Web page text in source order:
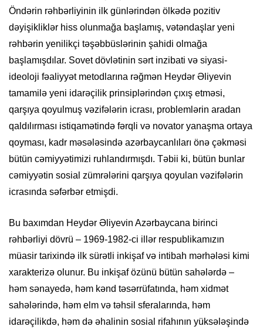
Öndərin rəhbərliyinin ilk günlərindən ölkədə pozitiv
dəyişikliklər hiss olunmağa başlamış, vətəndaşlar yeni
rəhbərin yenilikçi təşəbbüslərinin şahidi olmağa
başlamışdılar. Sovet dövlətinin sərt inzibati və siyasi-
ideoloji fəaliyyət metodlarına rəğmən Heydər Əliyevin
tamamilə yeni idarəçilik prinsiplərindən çıxış etməsi,
qarşıya qoyulmuş vəzifələrin icrası, problemlərin aradan
qaldılırması istiqamətində fərqli və novator yanaşma ortaya
qoyması, kadr məsələsində azərbaycanlıları önə çəkməsi
bütün cəmiyyətimizi ruhlandırmışdı. Təbii ki, bütün bunlar
cəmiyyətin sosial zümrələrini qarşıya qoyulan vəzifələrin
icrasında səfərbər etmişdi.
Bu baxımdan Heydər Əliyevin Azərbaycana birinci
rəhbərliyi dövrü – 1969-1982-ci illər respublikamızın
müasir tarixində ilk sürətli inkişaf və intibah mərhələsi kimi
xarakterizə olunur. Bu inkişaf özünü bütün sahələrdə –
həm sənayedə, həm kənd təsərrüfatında, həm xidmət
sahələrində, həm elm və təhsil sferalarında, həm
idarəçilikdə, həm də əhalinin sosial rifahının yüksələşində